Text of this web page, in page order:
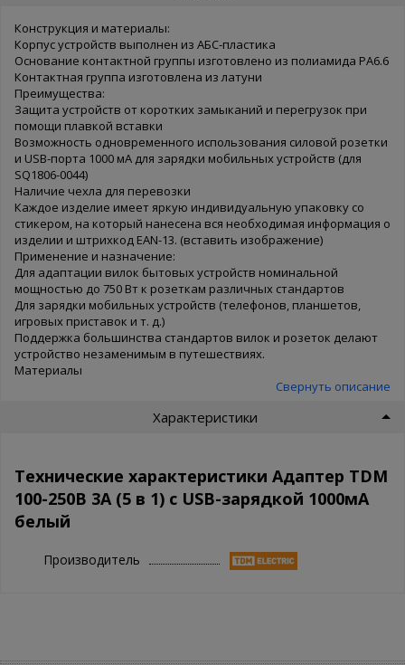
Конструкция и материалы:
Корпус устройств выполнен из АБС-пластика
Основание контактной группы изготовлено из полиамида РА6.6
Контактная группа изготовлена из латуни
Преимущества:
Защита устройств от коротких замыканий и перегрузок при
помощи плавкой вставки
Возможность одновременного использования силовой розетки
и USB-порта 1000 мА для зарядки мобильных устройств (для
SQ1806-0044)
Наличие чехла для перевозки
Каждое изделие имеет яркую индивидуальную упаковку со
стикером, на который нанесена вся необходимая информация о
изделии и штрихкод EAN-13. (вставить изображение)
Применение и назначение:
Для адаптации вилок бытовых устройств номинальной
мощностью до 750 Вт к розеткам различных стандартов
Для зарядки мобильных устройств (телефонов, планшетов,
игровых приставок и т. д.)
Поддержка большинства стандартов вилок и розеток делают
устройство незаменимым в путешествиях.
Материалы
Свернуть описание
Характеристики
Технические характеристики Адаптер TDM
100-250В 3A (5 в 1) c USB-зарядкой 1000мА
белый
Производитель